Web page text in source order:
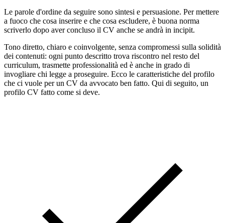
Le parole d'ordine da seguire sono sintesi e persuasione. Per mettere
a fuoco che cosa inserire e che cosa escludere, è buona norma
scriverlo dopo aver concluso il CV anche se andrà in incipit.
Tono diretto, chiaro e coinvolgente, senza compromessi sulla solidità
dei contenuti: ogni punto descritto trova riscontro nel resto del
curriculum, trasmette professionalità ed è anche in grado di
invogliare chi legge a proseguire. Ecco le caratteristiche del profilo
che ci vuole per un CV da avvocato ben fatto. Qui di seguito, un
profilo CV fatto come si deve.